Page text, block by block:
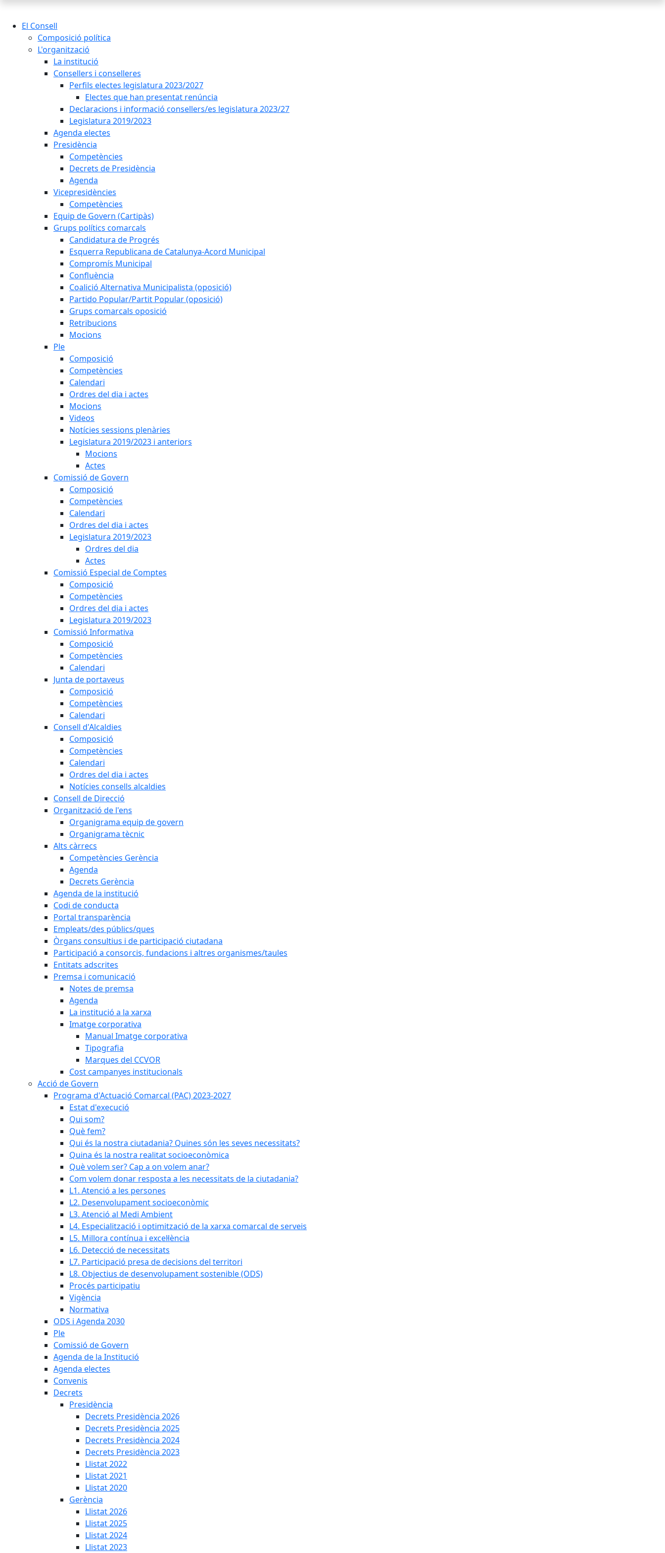
El Consell
Composició política
L'organització
La institució
Consellers i conselleres
Perfils electes legislatura 2023/2027
Electes que han presentat renúncia
Declaracions i informació consellers/es legislatura 2023/27
Legislatura 2019/2023
Agenda electes
Presidència
Competències
Decrets de Presidència
Agenda
Vicepresidències
Competències
Equip de Govern (Cartipàs)
Grups polítics comarcals
Candidatura de Progrés
Esquerra Republicana de Catalunya-Acord Municipal
Compromís Municipal
Confluència
Coalició Alternativa Municipalista (oposició)
Partido Popular/Partit Popular (oposició)
Grups comarcals oposició
Retribucions
Mocions
Ple
Composició
Competències
Calendari
Ordres del dia i actes
Mocions
Videos
Notícies sessions plenàries
Legislatura 2019/2023 i anteriors
Mocions
Actes
Comissió de Govern
Composició
Competències
Calendari
Ordres del dia i actes
Legislatura 2019/2023
Ordres del dia
Actes
Comissió Especial de Comptes
Composició
Competències
Ordres del dia i actes
Legislatura 2019/2023
Comissió Informativa
Composició
Competències
Calendari
Junta de portaveus
Composició
Competències
Calendari
Consell d'Alcaldies
Composició
Competències
Calendari
Ordres del dia i actes
Notícies consells alcaldies
Consell de Direcció
Organització de l'ens
Organigrama equip de govern
Organigrama tècnic
Alts càrrecs
Competències Gerència
Agenda
Decrets Gerència
Agenda de la institució
Codi de conducta
Portal transparència
Empleats/des públics/ques
Òrgans consultius i de participació ciutadana
Participació a consorcis, fundacions i altres organismes/taules
Entitats adscrites
Premsa i comunicació
Notes de premsa
Agenda
La institució a la xarxa
Imatge corporativa
Manual Imatge corporativa
Tipografia
Marques del CCVOR
Cost campanyes institucionals
Acció de Govern
Programa d'Actuació Comarcal (PAC) 2023-2027
Estat d'execució
Qui som?
Què fem?
Qui és la nostra ciutadania? Quines són les seves necessitats?
Quina és la nostra realitat socioeconòmica
Què volem ser? Cap a on volem anar?
Com volem donar resposta a les necessitats de la ciutadania?
L1. Atenció a les persones
L2. Desenvolupament socioeconòmic
L3. Atenció al Medi Ambient
L4. Especialització i optimització de la xarxa comarcal de serveis
L5. Millora contínua i excel·lència
L6. Detecció de necessitats
L7. Participació presa de decisions del territori
L8. Objectius de desenvolupament sostenible (ODS)
Procés participatiu
Vigència
Normativa
ODS i Agenda 2030
Ple
Comissió de Govern
Agenda de la Institució
Agenda electes
Convenis
Decrets
Presidència
Decrets Presidència 2026
Decrets Presidència 2025
Decrets Presidència 2024
Decrets Presidència 2023
Llistat 2022
Llistat 2021
Llistat 2020
Gerència
Llistat 2026
Llistat 2025
Llistat 2024
Llistat 2023